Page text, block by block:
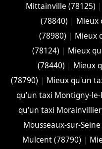
Mittainville (78125) |
(78840) | Mieux
(78980) | Mieux
(78124) | Mieux
(78440) | Mieux
(78790) | Mieux qu'un
qu'un taxi Montigny-
qu'un taxi
Mousseaux-sur-
Mulcent (78790) |